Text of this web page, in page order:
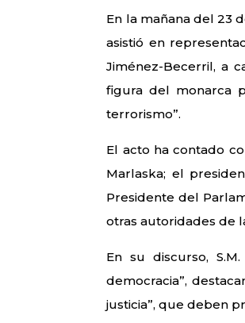
En la mañana del 23
asistió en
Jiménez-Becerril, a
figura del monarca
terrorismo”.
El acto ha contado
Marlaska; el
Presidente del
otras autoridades de
En su discurso,
democracia”,
justicia”, que deben